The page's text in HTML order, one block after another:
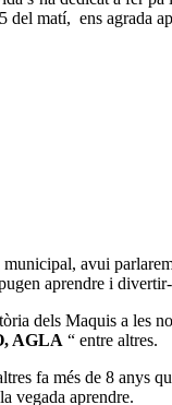
matí, ens agrada
avui
aprendre i
dels Maquis a les
AGLA “ entre altres.
fa més de 8
vegada aprendre.